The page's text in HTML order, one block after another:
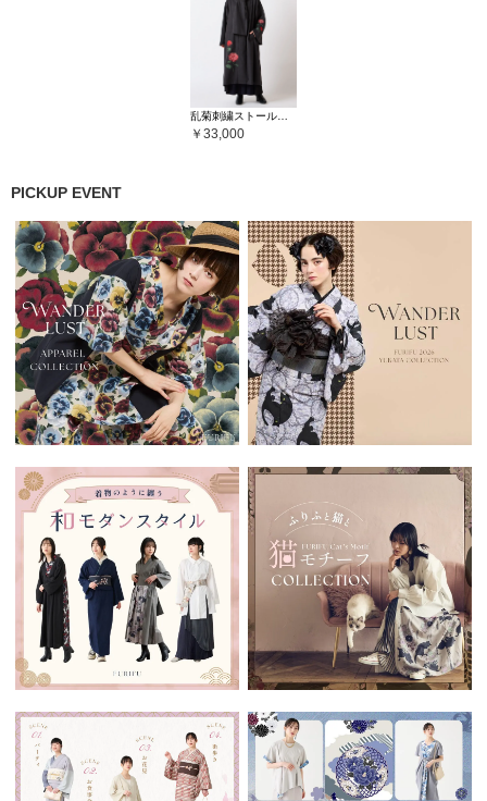
乱菊刺繍ストールロングコート
33,000
PICKUP EVENT